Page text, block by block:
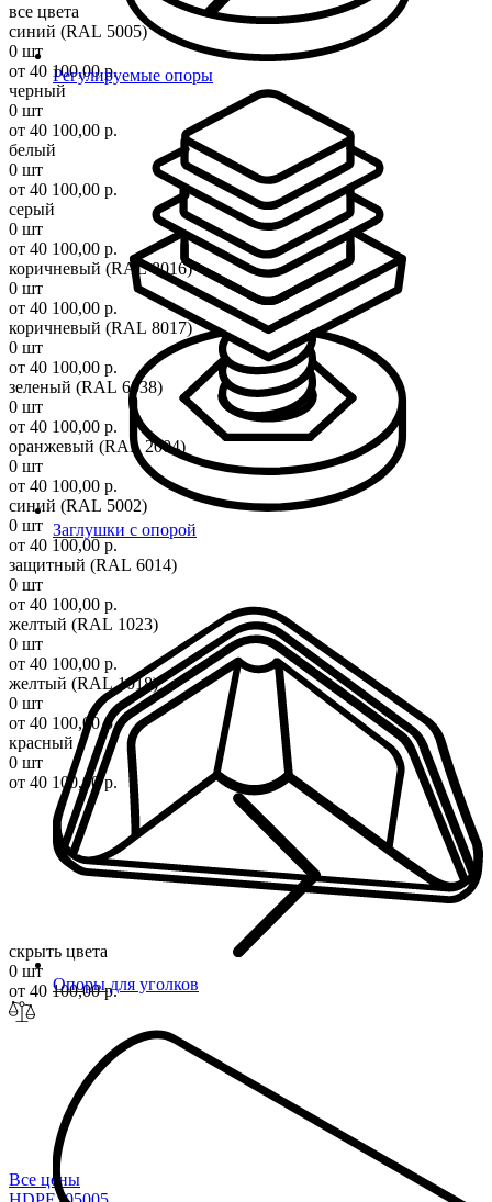
Регулируемые опоры
Заглушки с опорой
Опоры для уголков
все цвета
синий (RAL 5005)
0 шт
от 40 100,00 р.
черный
0 шт
от 40 100,00 р.
белый
0 шт
от 40 100,00 р.
серый
0 шт
от 40 100,00 р.
коричневый (RAL 8016)
0 шт
от 40 100,00 р.
коричневый (RAL 8017)
0 шт
от 40 100,00 р.
зеленый (RAL 6038)
0 шт
от 40 100,00 р.
оранжевый (RAL 2004)
0 шт
от 40 100,00 р.
синий (RAL 5002)
0 шт
от 40 100,00 р.
защитный (RAL 6014)
0 шт
от 40 100,00 р.
желтый (RAL 1023)
0 шт
от 40 100,00 р.
желтый (RAL 1018)
0 шт
от 40 100,00 р.
красный
0 шт
от 40 100,00 р.
скрыть цвета
0 шт
от 40 100,00 р.
Все цены